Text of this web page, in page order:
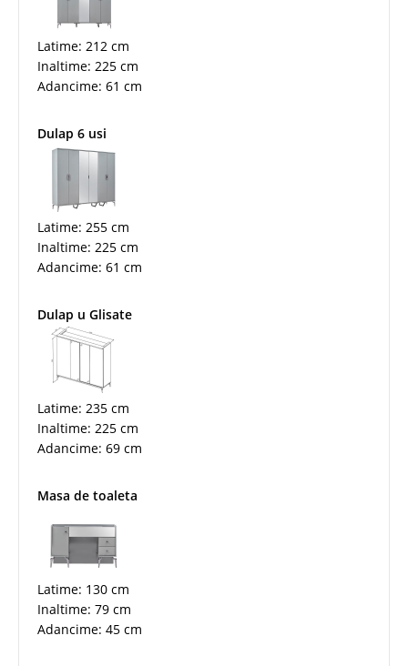
Latime: 212 cm
Inaltime: 225 cm
Adancime: 61 cm
Dulap 6 usi
Latime: 255 cm
Inaltime: 225 cm
Adancime: 61 cm
Dulap u Glisate
Latime: 235 cm
Inaltime: 225 cm
Adancime: 69 cm
Masa de toaleta
Latime: 130 cm
Inaltime: 79 cm
Adancime: 45 cm